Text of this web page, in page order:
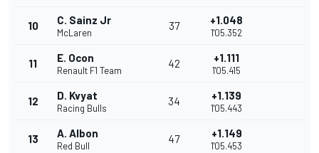
10 C. Sainz Jr
McLaren
37 +1.048
1'05.352
11 E. Ocon
Renault F1 Team
42 +1.111
1'05.415
12 D. Kvyat
Racing Bulls
34 +1.139
1'05.443
13 A. Albon
Red Bull
47 +1.149
1'05.453